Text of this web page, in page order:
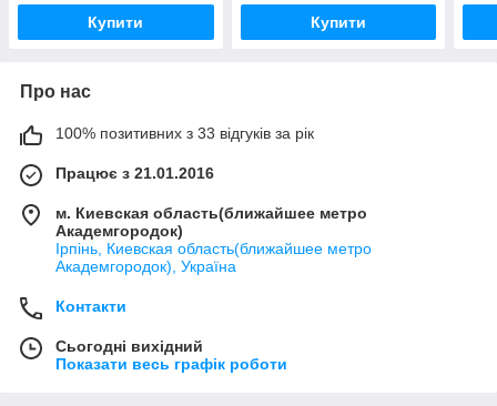
Купити Купити
Про нас
100% позитивних з 33 відгуків за рік
Працює з 21.01.2016
м. Киевская область(ближайшее метро
Академгородок)
Ірпінь, Киевская область(ближайшее метро
Академгородок), Україна
Контакти
Сьогодні вихідний
Показати весь графік роботи